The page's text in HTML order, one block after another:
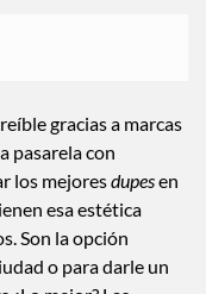
gracias a marcas
pasarela con
los mejoresdupesen